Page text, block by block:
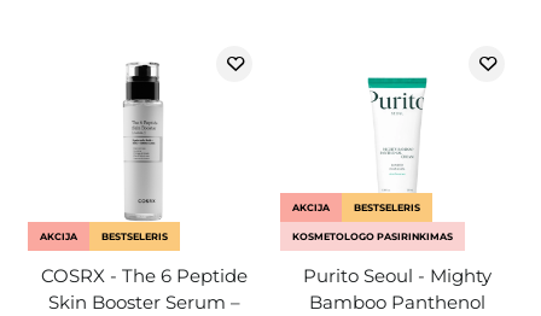
AKCIJA BESTSELERIS
COSRX - The 6 Peptide
Skin Booster Serum –
AKCIJA BESTSELERIS
KOSMETOLOGO PASIRINKIMAS
Purito Seoul - Mighty
Bamboo Panthenol